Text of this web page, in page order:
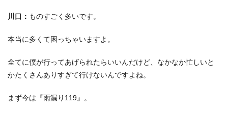
川口： ものすごく多いです。
本当に多くて困っちゃいますよ。
全てに僕が行ってあげられたらいいんだけど、なかなか忙しいと
かたくさんありすぎて行けないんですよね。
まず今は『雨漏り119』。